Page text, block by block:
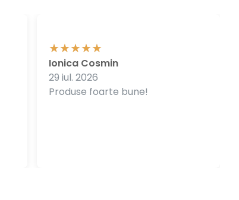
Produse foarte bune!
Ionica Cosmin
29 iul. 2026